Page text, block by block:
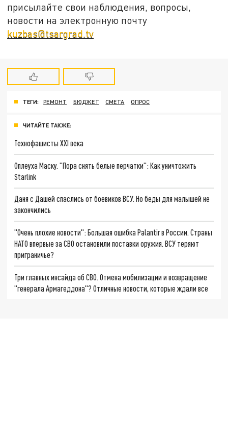
присылайте свои наблюдения, вопросы,
новости на электронную почту
kuzbas@tsargrad.tv
ТЕГИ: РЕМОНТ БЮДЖЕТ СМЕТА ОПРОС
ЧИТАЙТЕ ТАКЖЕ:
Технофашисты XXI века
Оплеуха Маску. "Пора снять белые перчатки": Как уничтожить
Starlink
Даня с Дашей спаслись от боевиков ВСУ. Но беды для малышей не
закончились
"Очень плохие новости": Большая ошибка Palantir в России. Страны
НАТО впервые за СВО остановили поставки оружия. ВСУ теряют
приграничье?
Три главных инсайда об СВО. Отмена мобилизации и возвращение
"генерала Армагеддона"? Отличные новости, которые ждали все